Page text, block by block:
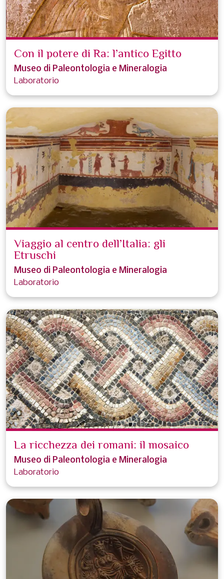
Con il potere di Ra: l’antico Egitto
Museo di Paleontologia e Mineralogia
Laboratorio
Viaggio al centro dell’Italia: gli
Etruschi
Museo di Paleontologia e Mineralogia
Laboratorio
La ricchezza dei romani: il mosaico
Museo di Paleontologia e Mineralogia
Laboratorio